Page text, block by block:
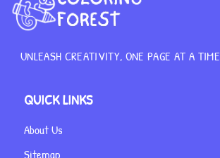
UNLEASH CREATIVITY, ONE PAGE AT A TIME
QUICK LINKS
About Us
Sitemap